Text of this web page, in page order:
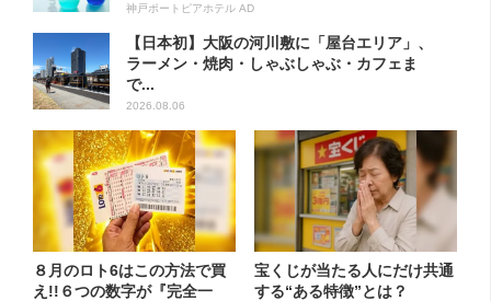
神戸ポートピアホテル AD
【日本初】大阪の河川敷に「屋台エリア」、
ラーメン・焼肉・しゃぶしゃぶ・カフェま
で...
2026.08.06
８月のロト6はこの方法で買
え!!６つの数字が『完全一
宝くじが当たる人にだけ共通
する“ある特徴”とは？